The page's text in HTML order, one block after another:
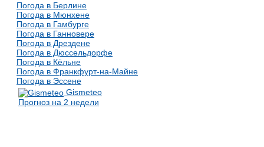
Погода в Берлине
Погода в Мюнхене
Погода в Гамбурге
Погода в Ганновере
Погода в Дрездене
Погода в Дюссельдорфе
Погода в Кёльне
Погода в Франкфурт-на-Майне
Погода в Эссене
Gismeteo
Прогноз на 2 недели